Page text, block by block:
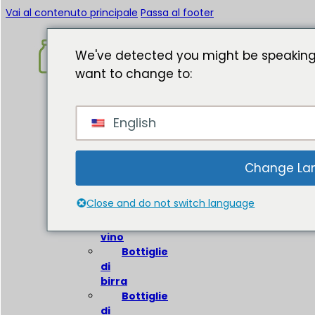
Vai al contenuto principale Passa al footer
Casa
Circa
Bottiglie
Bottiglie
vino
Bottiglie
di
birra
Bottiglie
di
We've detected you might be
want to change to:
English
Change
Close and do not switch language